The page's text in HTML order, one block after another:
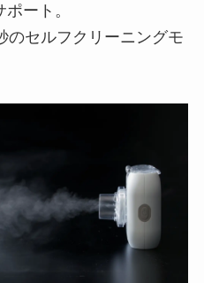
ート。
のセルフクリーニングモ